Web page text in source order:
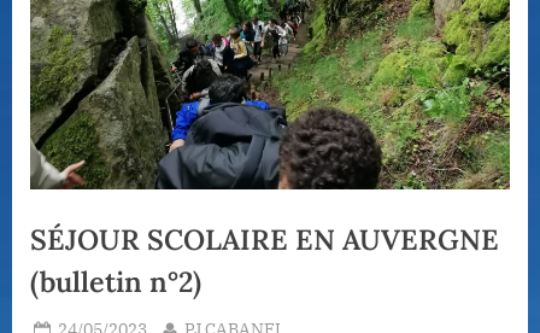
SÉJOUR SCOLAIRE EN AUVERGNE
(bulletin n°2)
Posted
By